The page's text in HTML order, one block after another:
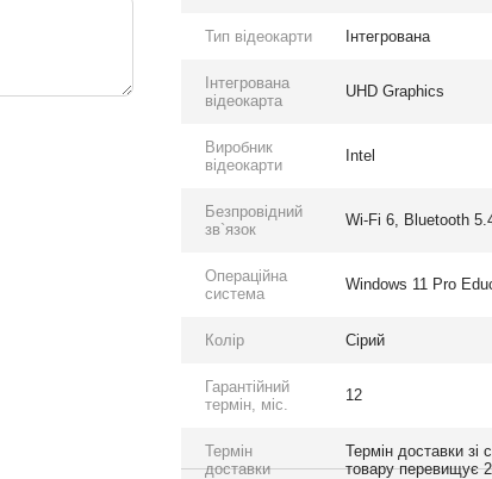
Тип відеокарти Інтегрована
Інтегрована
відеокарта
UHD Graphics
Виробник
відеокарти
Intel
Безпровідний
зв`язок
Wi-Fi 6, Bluetooth
Операційна
система
Windows 11 Pro
Колір Сірий
Гарантійний
термін, міс.
12
Термін
доставки
Термін доставки зі
товару перевищує